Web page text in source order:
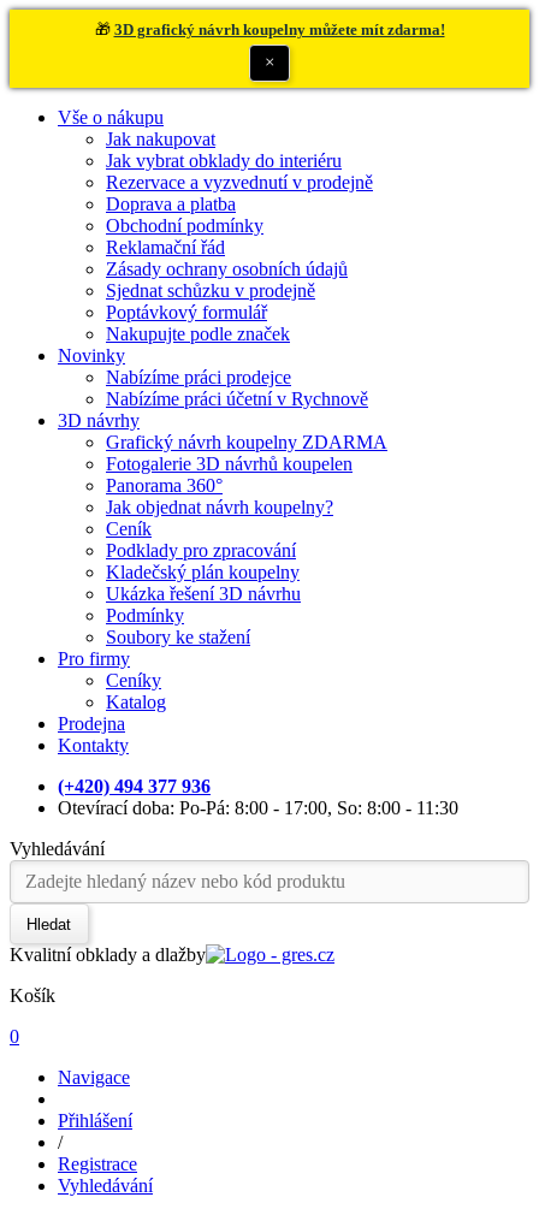
🎁 3D grafický návrh koupelny můžete mít zdarma!
×
Vše o nákupu
Jak nakupovat
Jak vybrat obklady do interiéru
Rezervace a vyzvednutí v prodejně
Doprava a platba
Obchodní podmínky
Reklamační řád
Zásady ochrany osobních údajů
Sjednat schůzku v prodejně
Poptávkový formulář
Nakupujte podle značek
Novinky
Nabízíme práci prodejce
Nabízíme práci účetní v Rychnově
3D návrhy
Grafický návrh koupelny ZDARMA
Fotogalerie 3D návrhů koupelen
Panorama 360°
Jak objednat návrh koupelny?
Ceník
Podklady pro zpracování
Kladečský plán koupelny
Ukázka řešení 3D návrhu
Podmínky
Soubory ke stažení
Pro firmy
Ceníky
Katalog
Prodejna
Kontakty
(+420) 494 377 936
Otevírací doba: Po-Pá: 8:00 - 17:00, So: 8:00 - 11:30
Vyhledávání
Hledat
Kvalitní obklady a dlažby
Košík
0
Navigace
Přihlášení
/
Registrace
Vyhledávání